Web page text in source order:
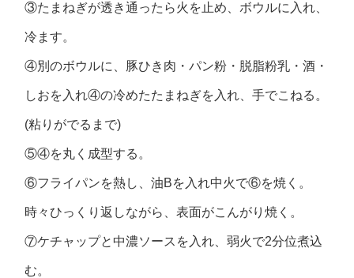
③たまねぎが透き通ったら火を止め、ボウルに入れ、
冷ます。
④別のボウルに、豚ひき肉・パン粉・脱脂粉乳・酒・
しおを入れ④の冷めたたまねぎを入れ、手でこねる。
(粘りがでるまで)
⑤④を丸く成型する。
⑥フライパンを熱し、油Bを入れ中火で⑥を焼く。
時々ひっくり返しながら、表面がこんがり焼く。
⑦ケチャップと中濃ソースを入れ、弱火で2分位煮込
む。